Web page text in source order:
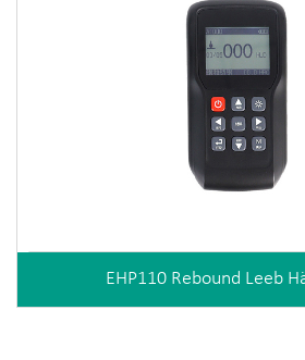
EHP110 Rebound Leeb